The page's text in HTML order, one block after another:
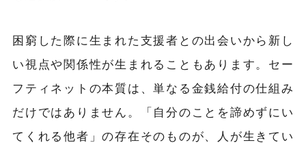
困窮した際に生まれた支援者との出会いから新し
い視点や関係性が生まれることもあります。セー
フティネットの本質は、単なる金銭給付の仕組み
だけではありません。「自分のことを諦めずにい
てくれる他者」の存在そのものが、人が生きてい